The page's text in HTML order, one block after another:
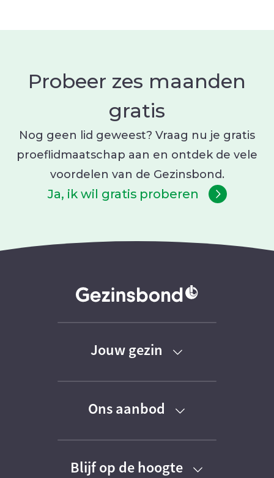
Probeer zes maanden
gratis
Nog geen lid geweest? Vraag nu je gratis
proeflidmaatschap aan en ontdek de vele
voordelen van de Gezinsbond.
Ja, ik wil gratis proberen
Jouw gezin
Baby
Peuter
Ons aanbod
Kortingen
Blijf op de hoogte